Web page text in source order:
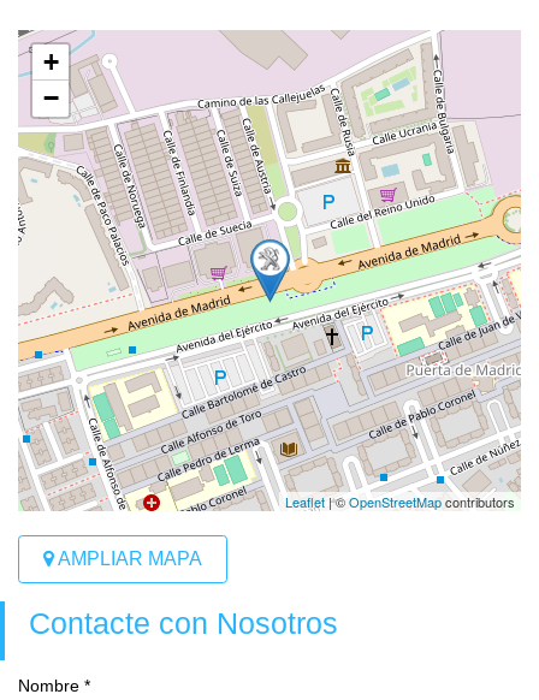
+
−
Leaflet| ©OpenStreetMapcontributors
AMPLIAR MAPA
Contacte con Nosotros
Nombre *